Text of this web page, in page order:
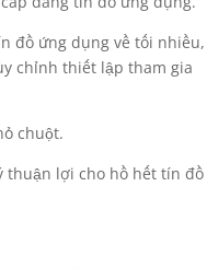
đồ ứng dụng về tối nhiều,
chỉnh thiết lập tham gia
chuột.
thuận lợi cho hồ hết tín đồ